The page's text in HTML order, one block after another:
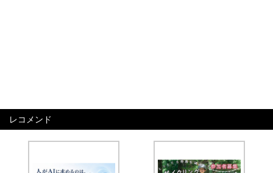
レコメンド